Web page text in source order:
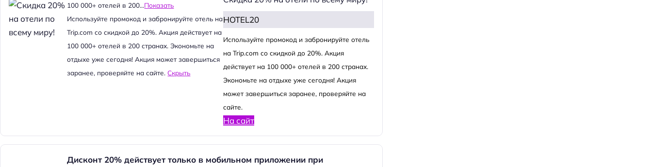
100 000+ отелей в 200...Показать
Используйте промокод и забронируйте отель на
Trip.com со скидкой до 20%. Акция действует на
100 000+ отелей в 200 странах. Экономьте на
отдыхе уже сегодня! Акция может завершиться
заранее, проверяйте на сайте.Скрыть
HOTEL20
Используйте промокод и забронируйте отель
на Trip.com со скидкой до 20%. Акция
действует на 100 000+ отелей в 200 странах.
Экономьте на отдыхе уже сегодня! Акция
может завершиться заранее, проверяйте на
сайте.
На сайт
Дисконт 20% действует только в мобильном приложении при